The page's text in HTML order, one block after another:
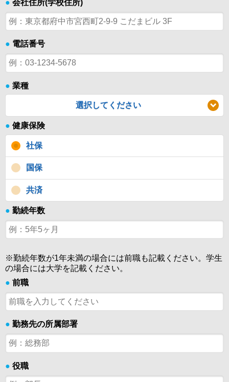
● 会社住所(学校住所)
● 電話番号
● 業種
選択してください
● 健康保険
社保
国保
共済
● 勤続年数
※勤続年数が1年未満の場合には前職も記載ください。学生
の場合には大学を記載ください。
● 前職
● 勤務先の所属部署
● 役職